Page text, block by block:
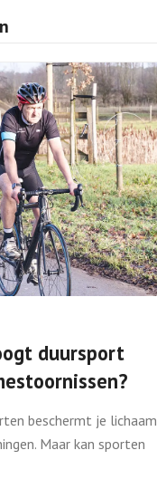
duursport
beschermt je lichaam
Maar kan sporten